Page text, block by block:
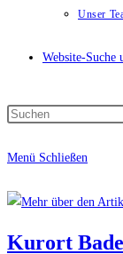
Unser
Website-Suche
Menü Schließen
Kurort